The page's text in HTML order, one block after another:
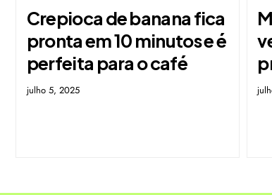
Crepioca de banana fica
pronta em 10 minutos e é
perfeita para o café
julho 5, 2025